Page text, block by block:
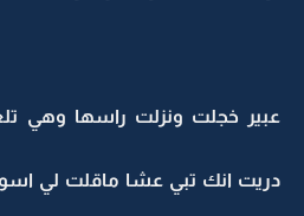
عبير خجلت ونزلت راسها وهي
دريت انك تبي عشا ماقلت لي